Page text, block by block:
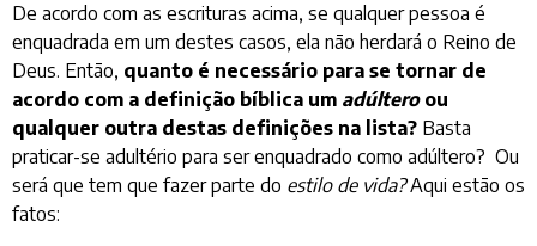
De acordo com as escrituras acima, se qualquer pessoa é
enquadrada em um destes casos, ela não herdará o Reino de
Deus. Então, quanto é necessário para se tornar de
acordo com a definição bíblica um adúlteroou
qualquer outra destas definições na lista? Basta
praticar-se adultério para ser enquadrado como adúltero? Ou
será que tem que fazer parte do estilo de vida?Aqui estão os
fatos: